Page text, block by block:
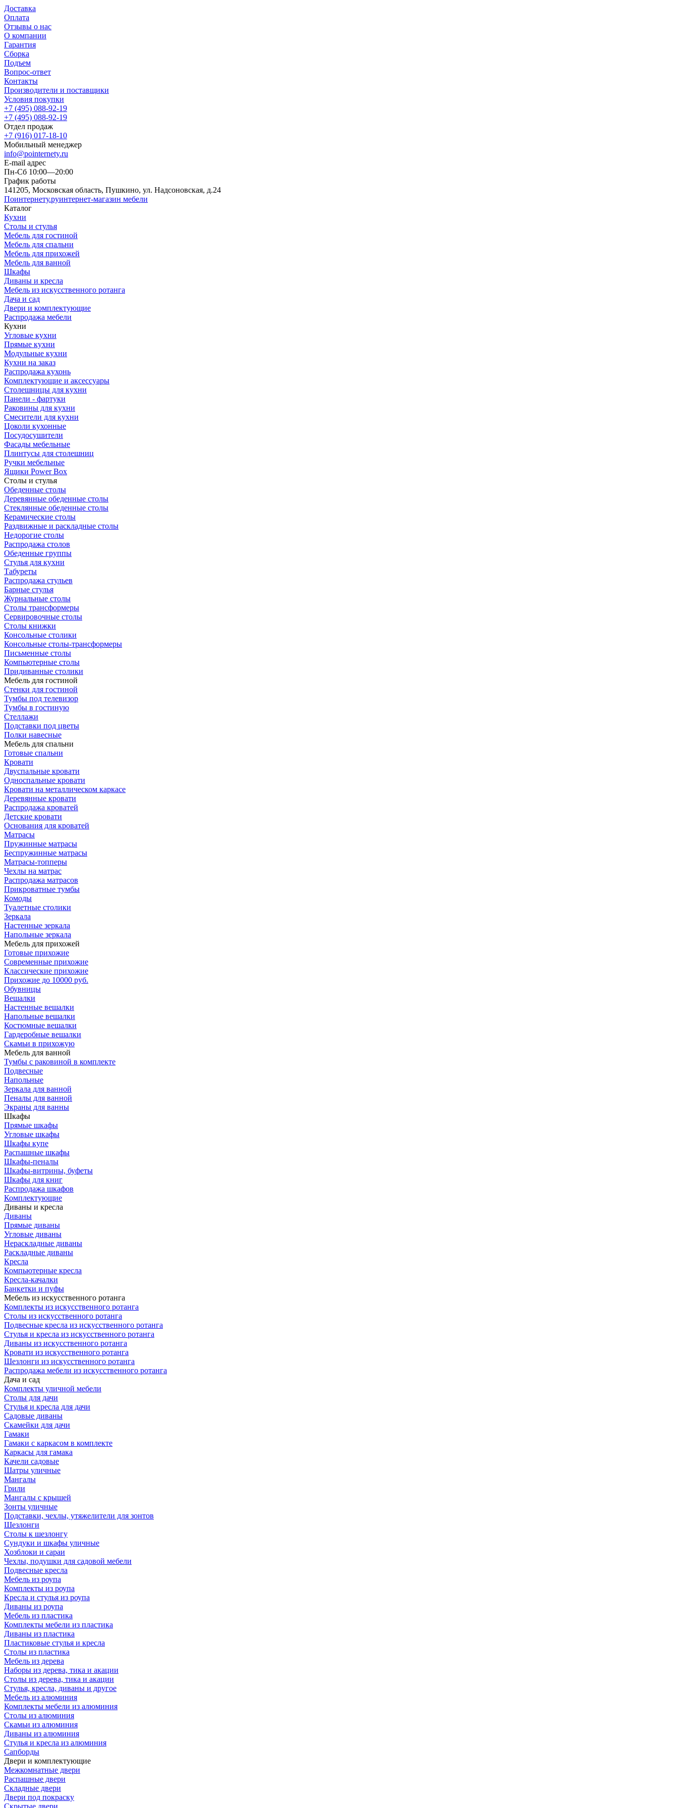
Доставка
Оплата
Отзывы о нас
О компании
Гарантия
Сборка
Подъем
Вопрос-ответ
Контакты
Производители и поставщики
Условия покупки
+7 (495) 088-92-19
+7 (495) 088-92-19
Отдел продаж
+7 (916) 017-18-10
Мобильный менеджер
info@pointernety.ru
E-mail адрес
Пн-Сб 10:00—20:00
График работы
141205, Московская область, Пушкино, ул. Надсоновская, д.24
Поинтернету.руинтернет-магазин мебели
Каталог
Кухни
Столы и стулья
Мебель для гостиной
Мебель для спальни
Мебель для прихожей
Мебель для ванной
Шкафы
Диваны и кресла
Мебель из искусственного ротанга
Дача и сад
Двери и комплектующие
Распродажа мебели
Кухни
Угловые кухни
Прямые кухни
Модульные кухни
Кухни на заказ
Распродажа кухонь
Комплектующие и аксессуары
Столешницы для кухни
Панели - фартуки
Раковины для кухни
Смесители для кухни
Цоколи кухонные
Посудосушители
Фасады мебельные
Плинтусы для столешниц
Ручки мебельные
Ящики Power Box
Столы и стулья
Обеденные столы
Деревянные обеденные столы
Стеклянные обеденные столы
Керамические столы
Раздвижные и раскладные столы
Недорогие столы
Распродажа столов
Обеденные группы
Стулья для кухни
Табуреты
Распродажа стульев
Барные стулья
Журнальные столы
Столы трансформеры
Сервировочные столы
Столы книжки
Консольные столики
Консольные столы-трансформеры
Письменные столы
Компьютерные столы
Придиванные столики
Мебель для гостиной
Стенки для гостиной
Тумбы под телевизор
Тумбы в гостиную
Стеллажи
Подставки под цветы
Полки навесные
Мебель для спальни
Готовые спальни
Кровати
Двуспальные кровати
Односпальные кровати
Кровати на металлическом каркасе
Деревянные кровати
Распродажа кроватей
Детские кровати
Основания для кроватей
Матрасы
Пружинные матрасы
Беспружинные матрасы
Матрасы-топперы
Чехлы на матрас
Распродажа матрасов
Прикроватные тумбы
Комоды
Туалетные столики
Зеркала
Настенные зеркала
Напольные зеркала
Мебель для прихожей
Готовые прихожие
Современные прихожие
Классические прихожие
Прихожие до 10000 руб.
Обувницы
Вешалки
Настенные вешалки
Напольные вешалки
Костюмные вешалки
Гардеробные вешалки
Скамьи в прихожую
Мебель для ванной
Тумбы c раковиной в комплекте
Подвесные
Напольные
Зеркала для ванной
Пеналы для ванной
Экраны для ванны
Шкафы
Прямые шкафы
Угловые шкафы
Шкафы купе
Распашные шкафы
Шкафы-пеналы
Шкафы-витрины, буфеты
Шкафы для книг
Распродажа шкафов
Комплектующие
Диваны и кресла
Диваны
Прямые диваны
Угловые диваны
Нераскладные диваны
Раскладные диваны
Кресла
Компьютерные кресла
Кресла-качалки
Банкетки и пуфы
Мебель из искусственного ротанга
Комплекты из искусственного ротанга
Столы из искусственного ротанга
Подвесные кресла из искусственного ротанга
Стулья и кресла из искусственного ротанга
Диваны из искусственного ротанга
Кровати из искусственного ротанга
Шезлонги из искусственного ротанга
Распродажа мебели из искусственного ротанга
Дача и сад
Комплекты уличной мебели
Столы для дачи
Стулья и кресла для дачи
Садовые диваны
Скамейки для дачи
Гамаки
Гамаки с каркасом в комплекте
Каркасы для гамака
Качели садовые
Шатры уличные
Мангалы
Грили
Мангалы с крышей
Зонты уличные
Подставки, чехлы, утяжелители для зонтов
Шезлонги
Столы к шезлонгу
Сундуки и шкафы уличные
Хозблоки и сараи
Чехлы, подушки для садовой мебели
Подвесные кресла
Мебель из роупа
Комплекты из роупа
Кресла и стулья из роупа
Диваны из роупа
Мебель из пластика
Комплекты мебели из пластика
Диваны из пластика
Пластиковые стулья и кресла
Столы из пластика
Мебель из дерева
Наборы из дерева, тика и акации
Столы из дерева, тика и акации
Стулья, кресла, диваны и другое
Мебель из алюминия
Комплекты мебели из алюминия
Столы из алюминия
Скамьи из алюминия
Диваны из алюминия
Стулья и кресла из алюминия
Сапборды
Двери и комплектующие
Межкомнатные двери
Распашные двери
Складные двери
Двери под покраску
Скрытые двери